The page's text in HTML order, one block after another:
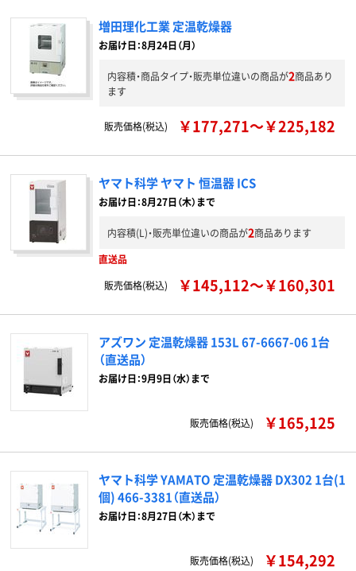
増田理化工業 定温乾燥器
お届け日：8月24日（月）
内容積・商品タイプ・販売単位違いの商品が2商品あり
ます
販売価格(税込) ￥177,271～￥225,182
ヤマト科学 ヤマト 恒温器 ICS
お届け日：8月27日（木）まで
内容積(L)・販売単位違いの商品が2商品あります
直送品
販売価格(税込)
￥145,112～￥160,301
アズワン 定温乾燥器 153L 67-6667-06 1台
（直送品）
お届け日：9月9日（水）まで
販売価格(税込) ￥165,125
ヤマト科学 YAMATO 定温乾燥器 DX302 1台(1
個) 466-3381（直送品）
お届け日：8月27日（木）まで
販売価格(税込) ￥154,292